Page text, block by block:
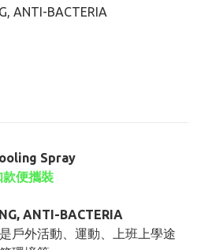
ANTI-BACTERIA
Spray
便攜裝
ANTI-BACTERIA
戶外活動、運動、上班上學途